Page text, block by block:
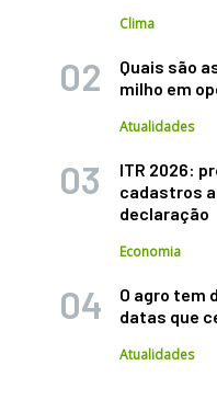
Clima
Quais são
milho em
Atualidades
ITR 2026:
cadastros
declaração
Economia
O agro tem
datas que
Atualidades